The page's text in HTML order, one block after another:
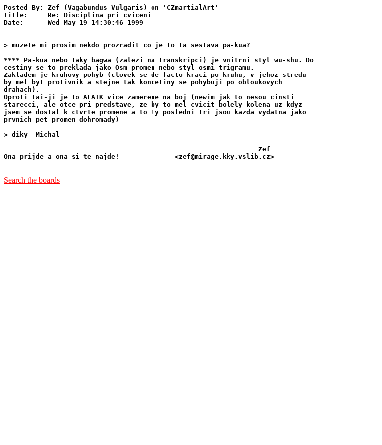
Posted By: Zef (Vagabundus Vulgaris) on 'CZmartialArt'
Title:     Re: Disciplina pri cviceni
Date:      Wed May 19 14:30:46 1999
> muzete mi prosim nekdo prozradit co je to ta sestava pa-kua?
**** Pa-kua nebo taky bagwa (zalezi na transkripci) je vnitrni styl wu-shu. Do
cestiny se to preklada jako Osm promen nebo styl osmi trigramu.
Zakladem je kruhovy pohyb (clovek se de facto kraci po kruhu, v jehoz stredu
by mel byt protivnik a stejne tak koncetiny se pohybuji po obloukovych
drahach).
Oproti tai-ji je to AFAIK vice zamerene na boj (newim jak to nesou cinsti
starecci, ale otce pri predstave, ze by to mel cvicit bolely kolena uz kdyz
jsem se dostal k ctvrte promene a to ty posledni tri jsou kazda vydatna jako
prvnich pet promen dohromady)
> diky  Michal
                                                                Zef
Ona prijde a ona si te najde!              <zef@mirage.kky.vslib.cz>
Search the boards